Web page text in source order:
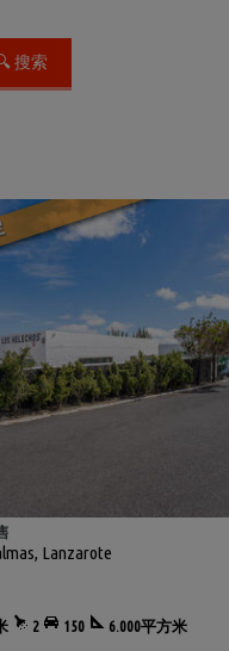
Lanzarote
2 150 6.000平方米